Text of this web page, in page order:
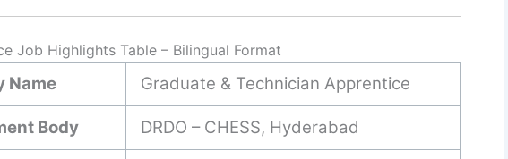
Job Highlights Table – Bilingual Format
Name Graduate & Technician Apprentice
Body DRDO – CHESS, Hyderabad